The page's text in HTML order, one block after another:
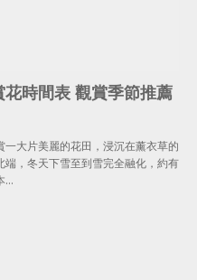
花時間表 觀賞季節推薦
大片美麗的花田，浸沉在薰衣草的
，冬天下雪至到雪完全融化，約有
…